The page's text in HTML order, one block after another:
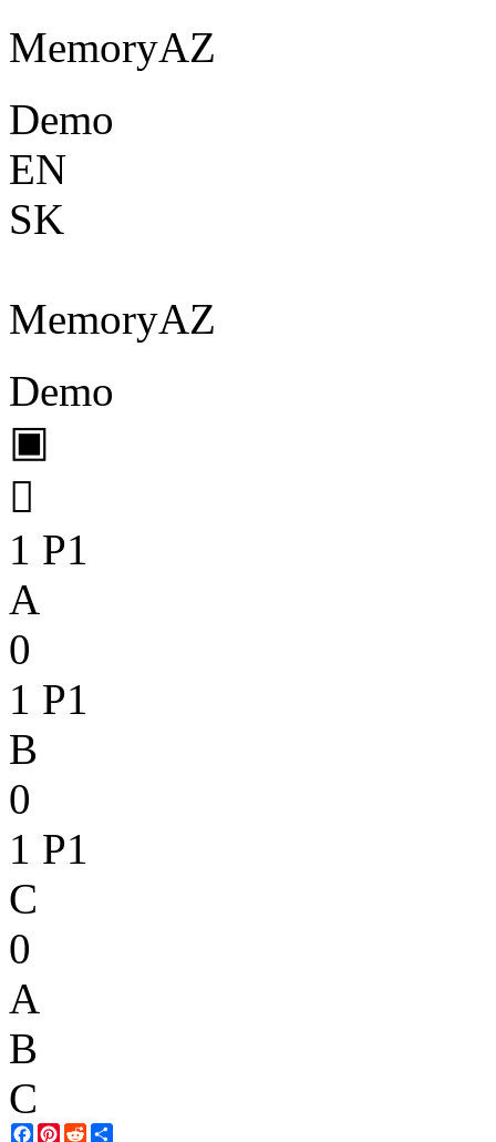
MemoryAZ
Demo
EN
SK
MemoryAZ
Demo
▣

1 P1
A
0
1 P1
B
0
1 P1
C
0
A
B
C
Facebook
Pinterest
Reddit